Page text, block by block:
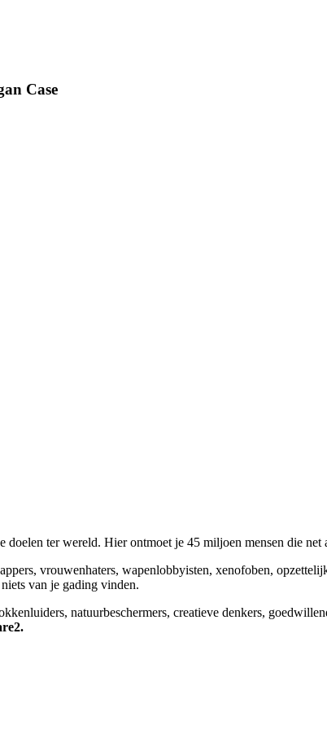
Case
ter wereld. Hier ontmoet je 45 miljoen mensen die
vrouwenhaters, wapenlobbyisten, xenofoben,
van je gading vinden.
natuurbeschermers, creatieve denkers,